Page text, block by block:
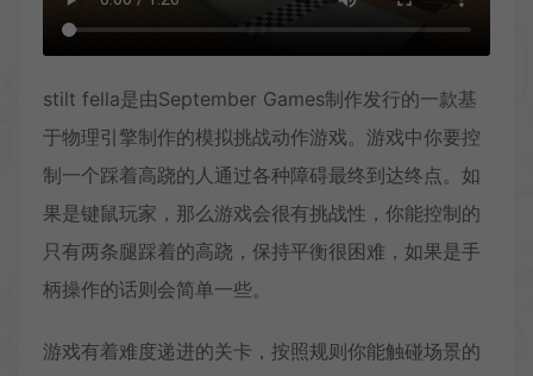
stilt fella是由September Games制作发行的一款基
于物理引擎制作的模拟挑战动作游戏。游戏中你要控
制一个踩着高跷的人通过各种障碍最终到达终点。如
果是键鼠玩家，那么游戏会很有挑战性，你能控制的
只有两条腿踩着的高跷，保持平衡很困难，如果是手
柄操作的话则会简单一些。
游戏有着难度递进的关卡，按照规则你能触碰场景的